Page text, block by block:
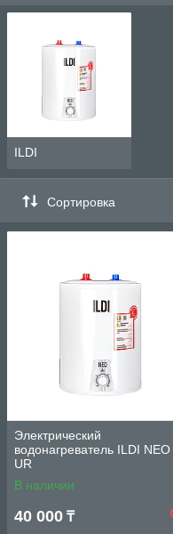
ILDI
Сортировка
Электрический
водонагреватель ILDI
UR
В наличии
40 000 ₸